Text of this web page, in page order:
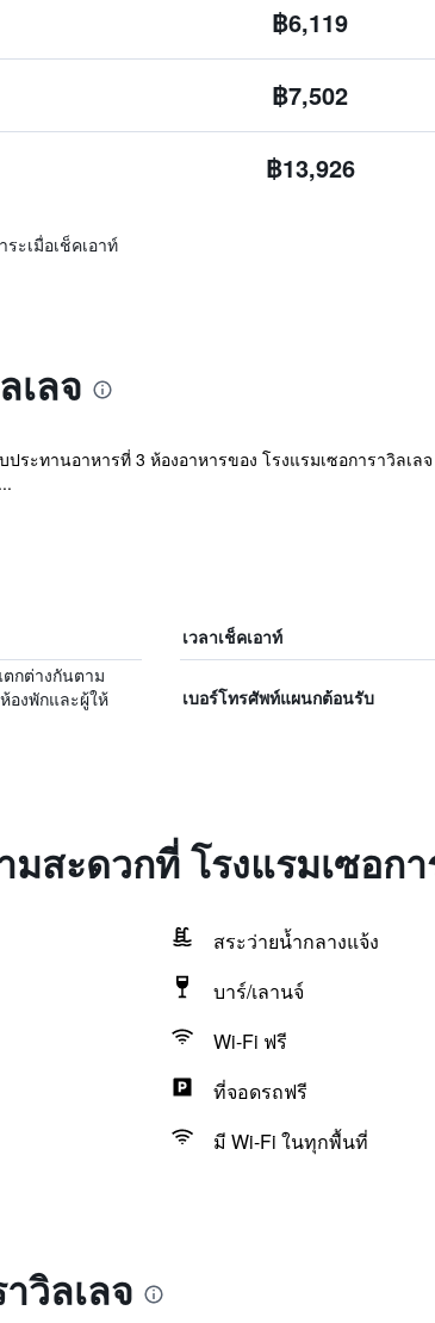
฿6,119
฿7,502
฿13,926
ะเมื่อเช็คเอาท์
เลจ
ะทานอาหารที่ 3 ห้องอาหารของ โรงแรมเซอการาวิลเล
เวลาเช็คเอาท์
กต่างกันตาม
องพักและผู้ให้
เบอร์โทรศัพท์แผนกต้อนรับ
สะดวกที่ โรงแรมเซอกา
สระว่ายน้ำกลางแจ้ง
บาร์/เลานจ์
Wi-Fi ฟรี
ที่จอดรถฟรี
มี Wi-Fi ในทุกพื้นที่
วิลเลจ